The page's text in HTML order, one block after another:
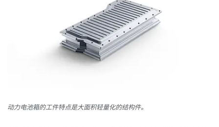
动力电池箱的工件特点是大面积轻量化的结构件。